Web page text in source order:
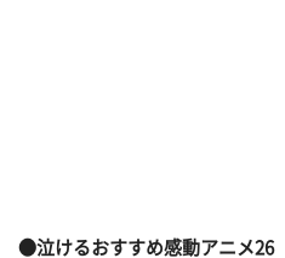
●泣けるおすすめ感動アニメ26